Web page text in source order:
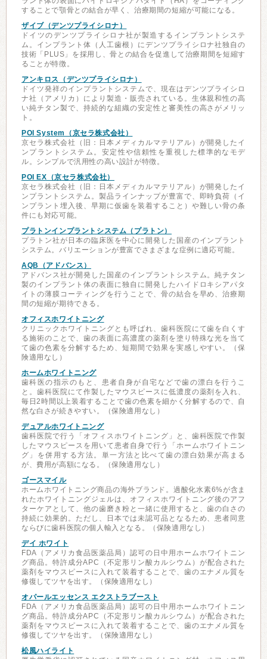
することで顎骨との結合が早く、治療期間の短縮が可能になる。
ザイブ（デンツプライシロナ）
ドイツのデンツプライシロナ社が製造するインプラントシステ
ム。インプラント体（人工歯根）にデンツプライシロナ社独自の
技術「PLUS」を採用し、骨との結合を促進して治療期間を短縮す
ることが特徴。
アンキロス（デンツプライシロナ）
ドイツ発祥のインプラントシステムで、現在はデンツプライシロ
ナ社（アメリカ）により製造・販売されている。生体親和性の高
い純チタン製で、持続的な組織の安定性と審美性の高さがメリッ
ト。
POI System（京セラ株式会社）
京セラ株式会社（旧：日本メディカルマテリアル）が開発したイ
ンプラントシステム。安定性や信頼性を重視した標準的なモデ
ル。シンプルで汎用性の高い設計が特徴。
POI EX（京セラ株式会社）
京セラ株式会社（旧：日本メディカルマテリアル）が開発したイ
ンプラントシステム。製品ラインナップが豊富で、即時負荷（イ
ンプラント埋入後、早期に仮歯を装着すること）や難しい骨の条
件にも対応可能。
プラトンインプラントシステム（プラトン）
プラトン社が日本の臨床医を中心に開発した国産のインプラント
システム。バリエーションが豊富でさまざまな症例に適応可能。
AQB（アドバンス）
アドバンス社が開発した国産のインプラントシステム。純チタン
製のインプラント体の表面に独自に開発したハイドロキシアパタ
イトの薄膜コーティングを行うことで、骨の結合を早め、治療期
間の短縮が期待できる。
オフィスホワイトニング
クリニックホワイトニングとも呼ばれ、歯科医院にて歯を白くす
る施術のことで、歯の表面に高濃度の薬剤を塗り特殊な光を当て
て歯の色素を分解するため、短期間で効果を実感しやすい。（保
険適用なし）
ホームホワイトニング
歯科医の指示のもと、患者自身が自宅などで歯の漂白を行うこ
と。歯科医院にて作製したマウスピースに低濃度の薬剤を入れ、
毎日2時間以上装着することで歯の色素を細かく分解するので、自
然な白さが続きやすい。（保険適用なし）
デュアルホワイトニング
歯科医院で行う「オフィスホワイトニング」と、歯科医院で作製
したマウスピースを用いて患者自身で行う「ホームホワイトニン
グ」を併用する方法。単一方法と比べて歯の漂白効果が高まる
が、費用が高額になる。（保険適用なし）
ゴースマイル
ホームホワイトニング商品の海外ブランド。過酸化水素6%が含ま
れたホワイトニングジェルは、オフィスホワイトニング後のアフ
ターケアとして、他の歯磨き粉と一緒に使用すると、歯の白さの
持続に効果的。ただし、日本では未認可品となるため、患者同意
ならびに歯科医院の個人輸入となる。（保険適用なし）
デイ ホワイト
FDA（アメリカ食品医薬品局）認可の日中用ホームホワイトニン
グ商品。特許成分APC（不定形リン酸カルシウム）が配合された
薬剤をマウスピースに入れて装着することで、歯のエナメル質を
修復してツヤを出す。（保険適用なし）
オパールエッセンス エクストラブースト
FDA（アメリカ食品医薬品局）認可の日中用ホームホワイトニン
グ商品。特許成分APC（不定形リン酸カルシウム）が配合された
薬剤をマウスピースに入れて装着することで、歯のエナメル質を
修復してツヤを出す。（保険適用なし）
松風ハイライト